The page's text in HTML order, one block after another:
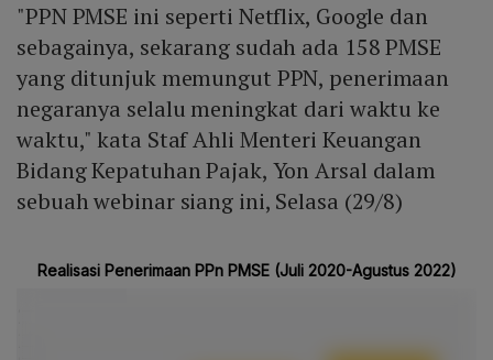
"PPN PMSE ini seperti Netflix, Google dan
sebagainya, sekarang sudah ada 158 PMSE
yang ditunjuk memungut PPN, penerimaan
negaranya selalu meningkat dari waktu ke
waktu," kata Staf Ahli Menteri Keuangan
Bidang Kepatuhan Pajak, Yon Arsal dalam
sebuah webinar siang ini, Selasa (29/8)